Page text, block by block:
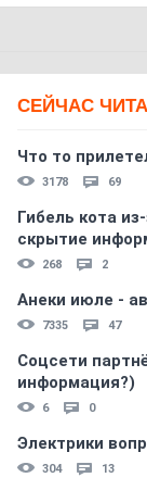
СЕЙЧАС
Что то
3178 69
Гибель кота
скрытиe
268 2
Анеки июле -
7335 47
Соцсети
информация?)
6 0
Электрики
304 13